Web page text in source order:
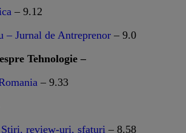
– 9.12
– Jurnal de Antreprenor – 9.0
Tehnologie –
– 9.33
review-uri, sfaturi – 8.58